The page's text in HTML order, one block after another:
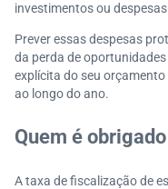
investimentos ou
Prever essas despesas
da perda de
explícita do seu
ao longo do ano.
Quem é
A taxa de fiscalização de